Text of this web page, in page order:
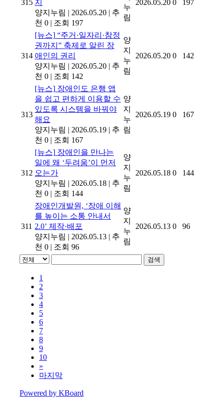
315 지
양지누림 | 2026.05.20 | 추
천 0 | 조회 197
누
림
2026.05.20 0 197
314
[뉴스] “주거·일자리·참정
권까지” 축제로 알린 장
애인의 권리
양지누림 | 2026.05.20 | 추
천 0 | 조회 142
양
지
누
림
2026.05.20 0 142
313
[뉴스] 장애인도 은행 앱
을 쉽고 편하게 이용할 수
있도록 시스템을 바꿔야
해요
양지누림 | 2026.05.19 | 추
천 0 | 조회 167
양
지
누
림
2026.05.19 0 167
312
[뉴스] 장애인을 만나는
일에 왜 ‘두려움’이 먼저
오는가
양지누림 | 2026.05.18 | 추
천 0 | 조회 144
양
지
누
림
2026.05.18 0 144
311
장애인개발원, ‘장애 이해
를 높이는 소통 안내서
2.0’ 제작·배포
양지누림 | 2026.05.13 | 추
천 0 | 조회 96
양
지
누
림
2026.05.13 0 96
검색
1
2
3
4
5
6
7
8
9
10
»
마지막
Powered by KBoard